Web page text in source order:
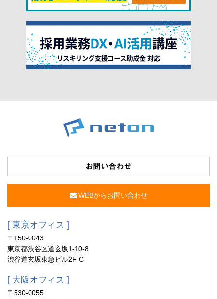
お問い合わせ
WEBからお問い合わせ
[ 東京オフィス ]
〒150-0043
東京都渋谷区道玄坂1-10-8
渋谷道玄坂東急ビル2F-C
[ 大阪オフィス ]
〒530-0055